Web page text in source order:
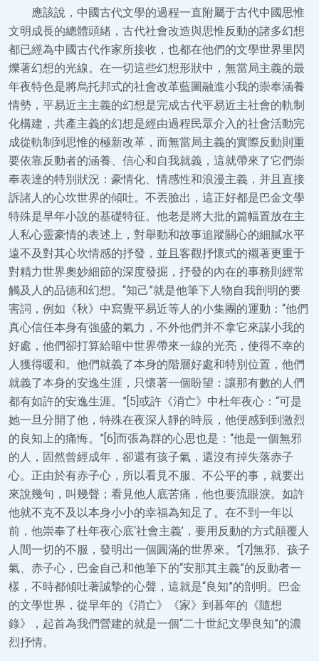
應該說，中國古代文學的過程一直附屬于古代中國思惟
文明成長的總體頭緒，古代社會改造與思惟反動的諸多幻想
都已經為中國古代作家所接收，也都在他們的文學世界里閃
爍著幻想的光線。在一切這些幻想形狀中，無當局主義的最
年夜特色是將烏托邦式的社會改革藍圖融進小我的崇奉涵養
情勢，平易近主主義的幻想是完成古代平易近主社會的軌制
化構建，共產主義的幻想是經由過程民眾介入的社會活動完
成從軌制到思惟的極新改革，而無當局主義的實際反動則重
要依靠反動者的涵養、信心和自我就義，這就帶來了它們崇
奉表達的特別狀況：豪情化、情感性和浪漫主義，并且直接
訴諸人的心坎世界的傾吐。不丟臉出，這正好都是巴金文學
特殊是早年小說的基礎特征。他老是將大批的篇幅置放在主
人私心靈豪情的表述上，對舉動和故事追蹤關心的細膩水平
遠不及對其心坎情感的抒發，並且客觀抒懷式的襯著更重于
對精力世界奧妙細節的深度發掘，抒發的內在的事務則經常
觸及人的品德和幻想。“知己”就是他筆下人物自我剖明的要
害詞，例如《秋》中寫覺平易近等人的小集團的運動：“他們
真心信任本身有強盛的氣力，不外他們并不拿它來謀小我的
好處，他們卻打算給暗中世界帶來一線的光亮，使得不幸的
人獲得暖和。他們就義了本身的階層好處和特別位置，他們
就義了本身的安逸生涯，只懷著一個盼望：讓那有數的人們
都有如許的安逸生涯。”[5]或許《消亡》中杜年夜心：“可是
她一旦分開了他，特殊在夜深人靜的時辰，他便感到到激烈
的良知上的痛悔。”[6]而張為群的心思也是：“他是一個無邪
的人，固然曾經成年，卻還有孩子氣，還沒有掉失落赤子
心。正由於有赤子心，所以看見不服、不公平的事，就要出
來說幾句，叫幾聲；看見他人底苦痛，他也要流眼淚。如許
他就不克不及以本身小小的幸福為知足了。在不到一年以
前，他崇奉了杜年夜心底‘社會主義’，要用反動的方式顛覆人
人間一切的不服，發明出一個圓滿的世界來。”[7]無邪、孩子
氣、赤子心，巴金自己和他筆下的“安那其主義”的反動者一
樣，不時都傾吐著誠摯的心聲，這就是“良知”的剖明。巴金
的文學世界，從早年的《消亡》《家》到暮年的《隨想
錄》，起首為我們營建的就是一個“二十世紀文學良知”的濃
烈抒情。